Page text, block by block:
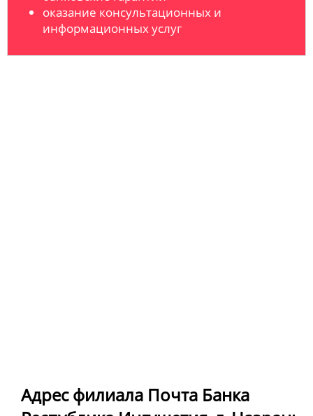
оказание консультационных и
информационных услуг
Адрес филиала Почта Банка